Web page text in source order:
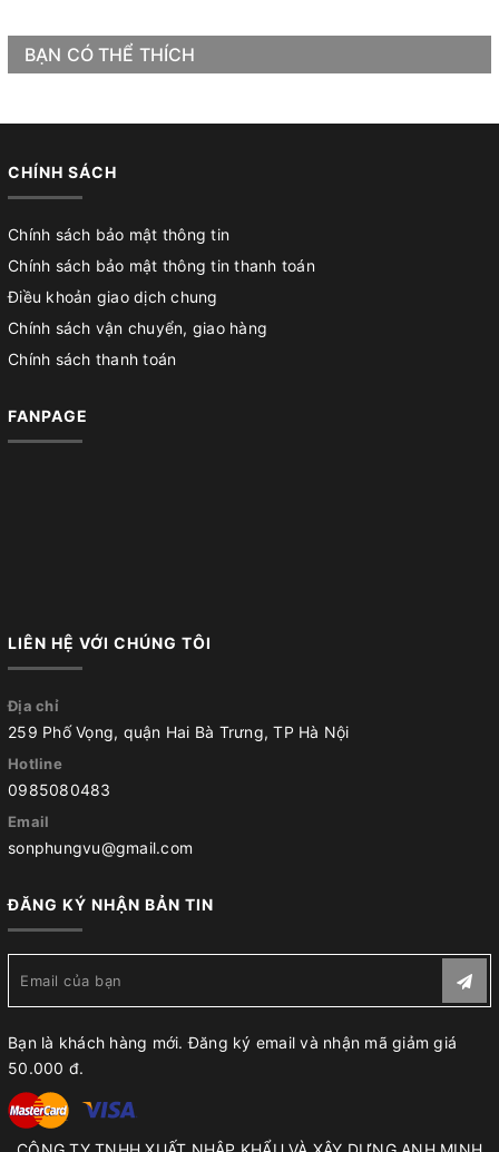
BẠN CÓ THỂ THÍCH
CHÍNH SÁCH
Chính sách bảo mật thông tin
Chính sách bảo mật thông tin thanh toán
Điều khoản giao dịch chung
Chính sách vận chuyển, giao hàng
Chính sách thanh toán
FANPAGE
LIÊN HỆ VỚI CHÚNG TÔI
Địa chỉ
259 Phố Vọng, quận Hai Bà Trưng, TP Hà Nội
Hotline
0985080483
Email
sonphungvu@gmail.com
ĐĂNG KÝ NHẬN BẢN TIN
Bạn là khách hàng mới. Đăng ký email và nhận mã giảm giá
50.000 đ.